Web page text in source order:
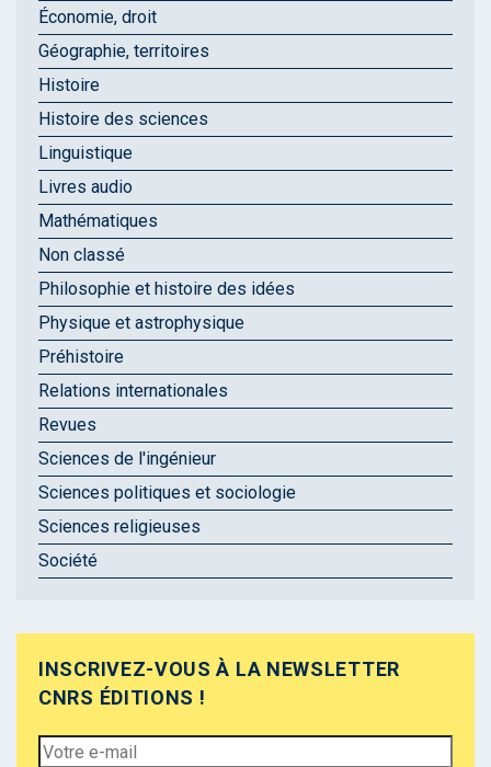
Économie, droit
Géographie, territoires
Histoire
Histoire des sciences
Linguistique
Livres audio
Mathématiques
Non classé
Philosophie et histoire des idées
Physique et astrophysique
Préhistoire
Relations internationales
Revues
Sciences de l'ingénieur
Sciences politiques et sociologie
Sciences religieuses
Société
INSCRIVEZ-VOUS À LA NEWSLETTER
CNRS ÉDITIONS !